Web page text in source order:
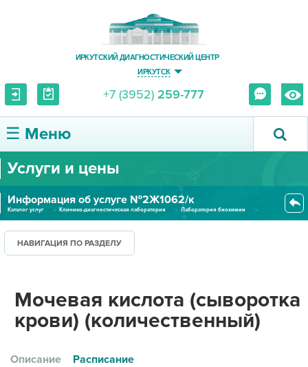
ИРКУТСКИЙ ДИАГНОСТИЧЕСКИЙ ЦЕНТР
ИРКУТСК
+7 (3952) 259-777
☰ Меню
О ЦЕНТРЕ
УСЛУГИ И ЦЕНЫ
ПАЦИЕНТУ
ПРАВОВАЯ ИНФОРМАЦИЯ
Услуги и цены
Информация об услуге №2Ж1062/к
Каталог услуг Клинико-диагностическая лаборатория
Лаборатория биохимии
НАВИГАЦИЯ ПО РАЗДЕЛУ
Мочевая кислота (сыворотка
крови) (количественный)
Описание Расписание